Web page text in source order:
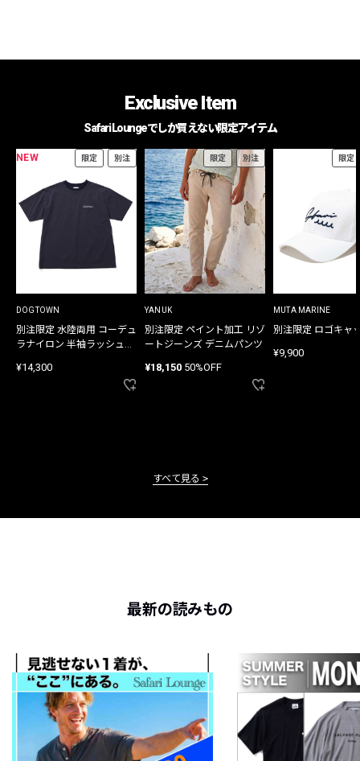
Exclusive Item
Safari Loungeでしか買えない限定アイテム
NEW 限定 別注
DOGTOWN
別注限定 水陸両用 コーデュ
ラナイロン 半袖ラッシュガ
¥14,300
限定 別注
YANUK
別注限定 ペイント加工 リゾ
ートジーンズ デニムパンツ
¥18,150 50%OFF
限定
MUTA MARINE
別注限定 ロゴキャ
¥9,900
すべて見る
最新の読みもの